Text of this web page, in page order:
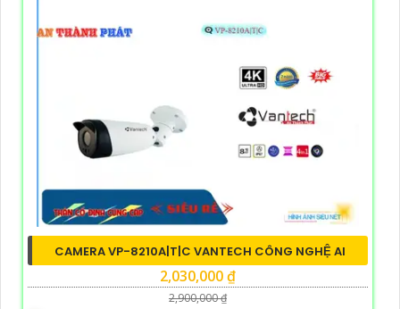
CAMERA VP-8210A|T|C VANTECH CÔNG NGHỆ AI
2,030,000 ₫
2,900,000 ₫